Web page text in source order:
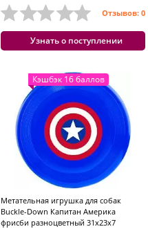
Отзывов: 0
Узнать о поступлении
Кэшбэк 16 баллов
Метательная игрушка для собак
Buckle-Down Капитан Америка
фрисби разноцветный 31x23x7